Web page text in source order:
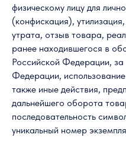
физическому лицу для
(конфискация),
утрата, отзыв товара,
ранее находившегося в
Российской Федерации,
Федерации,
также иные действия,
дальнейшего оборота
последовательность
уникальный номер